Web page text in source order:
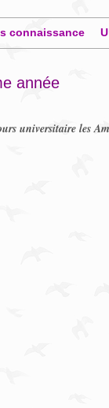
connaissance
année
universitaire les